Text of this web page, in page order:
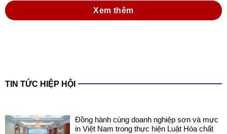
Xem thêm
TIN TỨC HIỆP HỘI
Đồng hành cùng doanh nghiệp sơn và mực
in Việt Nam trong thực hiện Luật Hóa chất